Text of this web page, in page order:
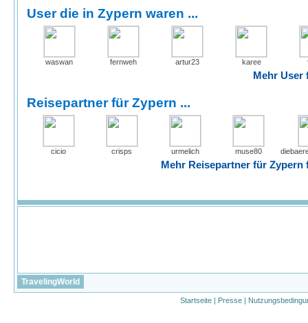
User die in Zypern waren ...
waswan fernweh artur23 karee
Mehr User
Reisepartner für Zypern ...
cicio crisps urmelich muse80
Mehr Reisepartner für Zypern
TravelingWorld
Startseite | Presse |